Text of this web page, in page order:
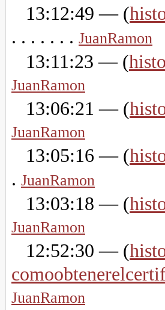
13:12:49 — (
. . . . . . . JuanRamon
13:11:23 — (
JuanRamon
13:06:21 — (
JuanRamon
13:05:16 — (
. JuanRamon
13:03:18 — (
JuanRamon
12:52:30 — (
JuanRamon